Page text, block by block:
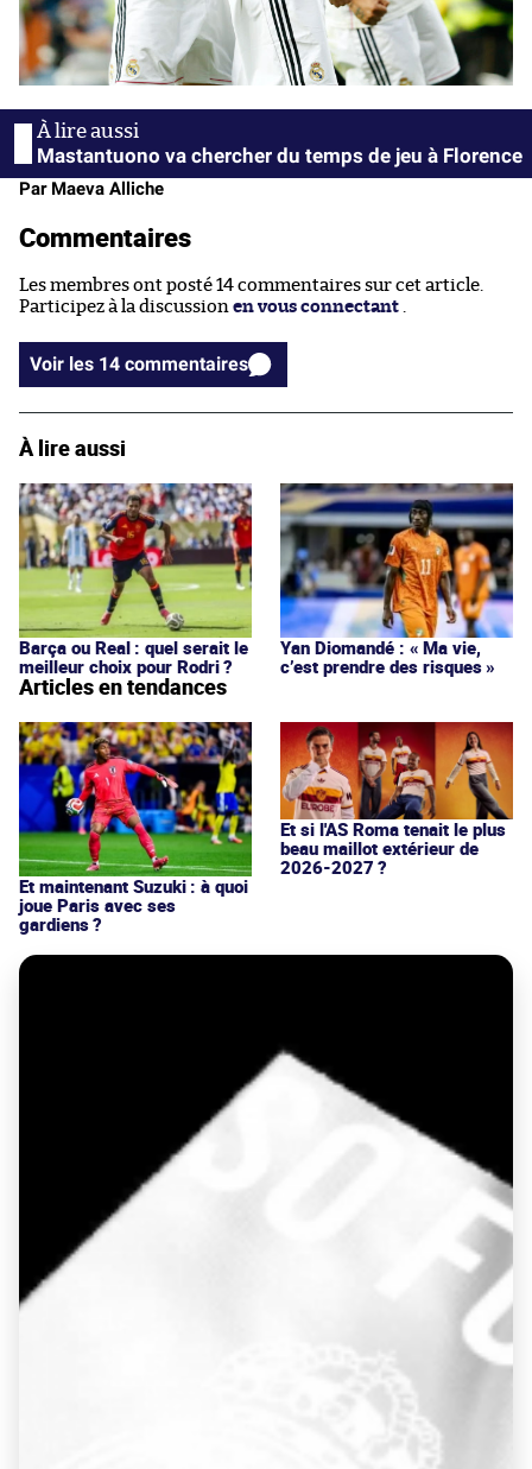
Mastantuono va chercher du temps de jeu à Florence
Par Maeva Alliche
Commentaires
Les membres ont posté 14 commentaires sur cet article.
Participez à la discussion en vous connectant
Voir les 14 commentaires
À lire aussi
Barça ou Real : quel serait le
meilleur choix pour Rodri ?
Yan Diomandé : « Ma vie,
c’est prendre des risques »
Articles en tendances
Et maintenant Suzuki : à quoi
joue Paris avec ses
gardiens ?
Et si l'AS Roma tenait le plus
beau maillot extérieur de
2026-2027 ?